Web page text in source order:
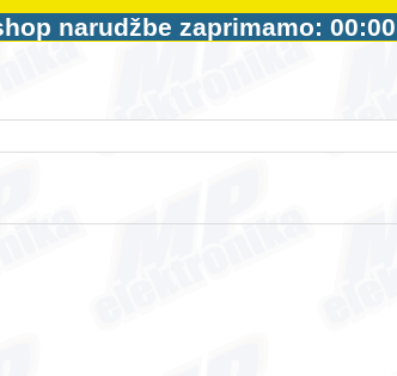
narudžbe zaprimamo: